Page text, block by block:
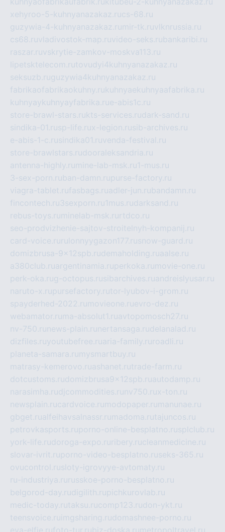
xehyroo-5-kuhnyanazakaz.rucs-68.ru
guzywia-4-kuhnyanazakaz.ru mir-tk.ruvlknrussia.ru
cs68.ruvladivostok-map.ruvideo-seks.rubankaribi.ru
raszar.ruvskrytie-zamkov-moskva113.ru
lipetsktelecom.rutovudyi4kuhnyanazakaz.ru
seksuzb.ruguzywia4kuhnyanazakaz.ru
fabrikaofabrikaokuhny.rukuhnyaekuhnyaafabrika.ru
kuhnyaykuhnyayfabrika.rue-abis1c.ru
store-brawl-stars.rukts-services.rudark-sand.ru
sindika-01.rusp-life.rux-legion.rusib-archives.ru
e-abis-1-c.rusindika01.ruvenda-festival.ru
store-brawlstars.rudooraleksandria.ru
antenna-highly.ru mine-lab-msk.ru1-mus.ru
3-sex-porn.ruban-damn.rupurse-factory.ru
viagra-tablet.rufasbags.ruadler-jun.rubandamn.ru
fincontech.ru3sexporn.ru1mus.rudarksand.ru
rebus-toys.ru minelab-msk.ru rtdco.ru
seo-prodvizhenie-sajtov-stroitelnyh-kompanij.ru
card-voice.ru rulonnyygazon177.rusnow-guard.ru
domizbrusa-9x12spb.rudemaholding.ruaalse.ru
a380club.ruargentinamia.ruperkoka.ru movie-one.ru
perk-oka.rug-octopus.rusibarchives.ruandreislyusar.ru
naruto-x.rupursefactory.rutor-lyubov-i-grom.ru
spayderhed-2022.ru movieone.ruevro-dez.ru
webamator.ru ma-absolut1.ruavtopomosch27.ru
nv-750.ru news-plain.ru nertansaga.rudelanalad.ru
dizfiles.ruyoutubefree.ruaria-family.ru roadli.ru
planeta-samara.ru mysmartbuy.ru
matrasy-kemerovo.ruashanet.rutrade-farm.ru
dotcustoms.rudomizbrusa9x12spb.ruautodamp.ru
narasimha.rudjcommodities.ru nv750.rux-ton.ru
newsplain.rucardvoice.ru modopaper.ru manunae.ru
gbget.rualfeihavsalnassr.ru madoma.rutajuncos.ru
petrovkasports.ruporno-online-besplatno.rusplclub.ru
york-life.rudoroga-expo.ru ribery.rucleanmedicine.ru
slovar-ivrit.ruporno-video-besplatno.ruseks-365.ru
ovucontrol.rusloty-igrovyye-avtomaty.ru
ru-industriya.ru russkoe-porno-besplatno.ru
belgorod-day.rudigilith.rupichkurovlab.ru
medic-today.rutaksu.rucomp123.rudon-ykt.ru
teensvoice.ru imgsharing.rudomashnee-porno.ru